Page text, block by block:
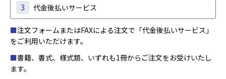
3 代金後払いサービス
■注文フォームまたはFAXによる注文で「代金後払いサービス」
をご利用いただけます。
■書籍、書式、様式類、いずれも1冊からご注文をお受けいたし
ます。